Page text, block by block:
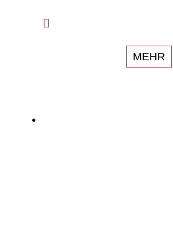
MEHR